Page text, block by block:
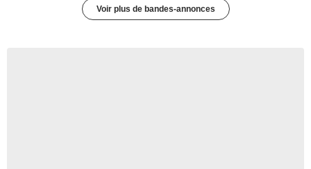
Voir plus de bandes-annonces